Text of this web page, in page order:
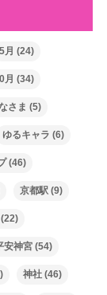
5月 (24)
月 (34)
さま (5)
ゆるキャラ (6)
(46)
京都駅(9)
安神宮(54)
神社(46)